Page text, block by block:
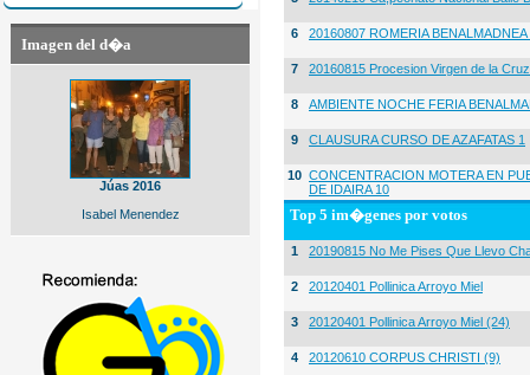
Imagen del d�a
Júas 2016
Isabel Menendez
6 20160807 ROMERIA
7 20160815 Procesion Virgen de la
8 AMBIENTE NOCHE FERIA
9 CLAUSURA CURSO DE AZAFATAS 1
10 CONCENTRACION MOTERA EN
DE IDAIRA 10
Top 5 im�genes por votos
1 20190815 No Me Pises Que Llevo
2 20120401 Pollinica Arroyo Miel
3 20120401 Pollinica Arroyo Miel (24)
4 20120610 CORPUS CHRISTI (9)